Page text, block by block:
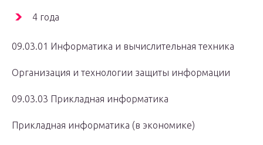
4 года
09.03.01 Информатика и вычислительная техника
Организация и технологии защиты информации
09.03.03 Прикладная информатика
Прикладная информатика (в экономике)